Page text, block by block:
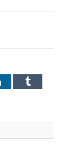
LinkedInTumblr